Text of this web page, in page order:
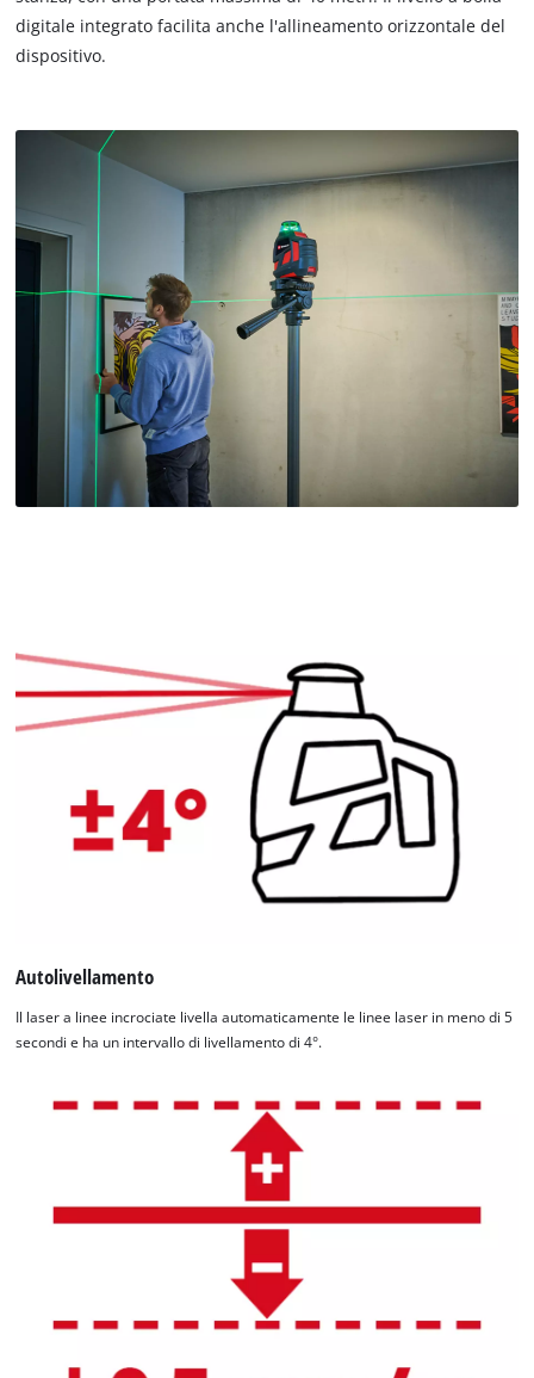
digitale integrato facilita anche l'allineamento orizzontale del
dispositivo.
Autolivellamento
Il laser a linee incrociate livella automaticamente le linee laser in meno di 5
secondi e ha un intervallo di livellamento di 4°.